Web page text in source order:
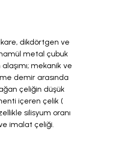
dikdörtgen ve
metal çubuk
mekanik ve
demir arasında
çeliğin düşük
içeren çelik (
silisyum oranı
imalat çeliği.